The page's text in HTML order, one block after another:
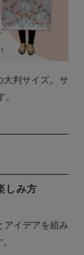
大判サイズ。サ
しみ方
アイデアを組み